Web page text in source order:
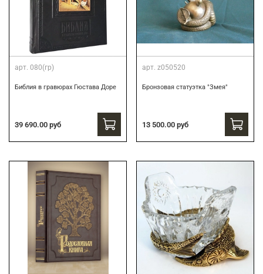
арт. 080(гр)
Библия в гравюрах Гюстава Доре
39 690.00 руб
арт. z050520
Бронзовая статуэтка "Змея"
13 500.00 руб